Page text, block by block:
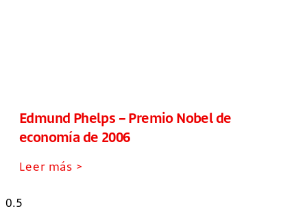
Edmund Phelps – Premio Nobel de
economía de 2006
Leer más >